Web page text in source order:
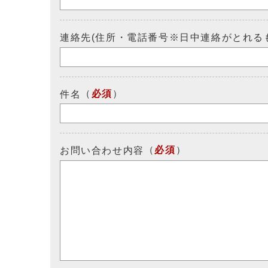
連絡先(住所・電話番号※日中連絡がとれる
件名 （ 必須 ）
お問い合わせ内容 （ 必須 ）